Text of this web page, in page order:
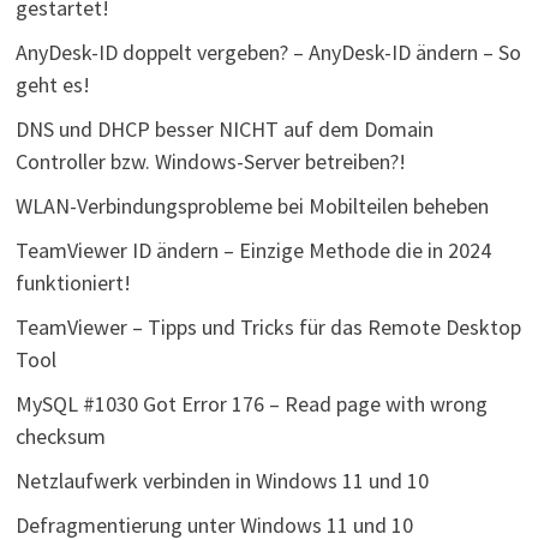
gestartet!
AnyDesk-ID doppelt vergeben? – AnyDesk-ID ändern – So
geht es!
DNS und DHCP besser NICHT auf dem Domain
Controller bzw. Windows-Server betreiben?!
WLAN-Verbindungsprobleme bei Mobilteilen beheben
TeamViewer ID ändern – Einzige Methode die in 2024
funktioniert!
TeamViewer – Tipps und Tricks für das Remote Desktop
Tool
MySQL #1030 Got Error 176 – Read page with wrong
checksum
Netzlaufwerk verbinden in Windows 11 und 10
Defragmentierung unter Windows 11 und 10